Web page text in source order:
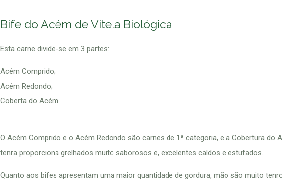
Bife do Acém de Vitela Biológica
Esta carne divide-se em 3 partes:
Acém Comprido;
Acém Redondo;
Coberta do Acém.
O Acém Comprido e o Acém Redondo são carnes de 1ª categoria, e a Cobertura do
tenra proporciona grelhados muito saborosos e, excelentes caldos e estufados.
Quanto aos bifes apresentam uma maior quantidade de gordura, mão são muito